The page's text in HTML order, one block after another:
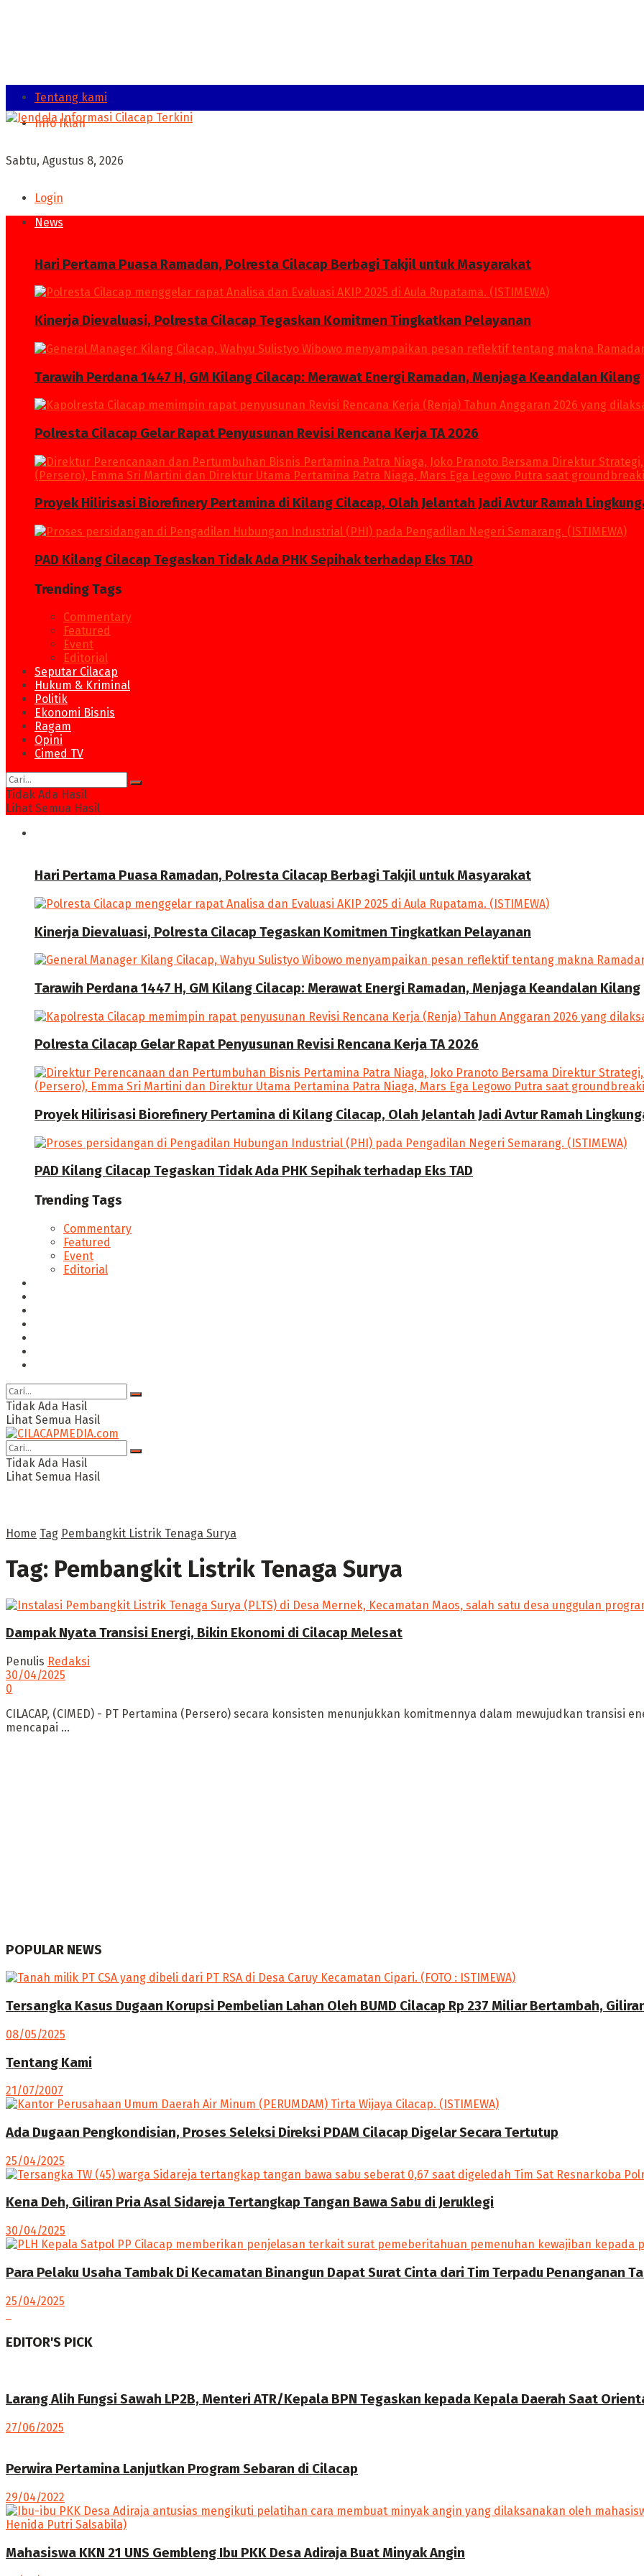
Tentang kami
Info Iklan
Sabtu, Agustus 8, 2026
Login
News
Hari Pertama Puasa Ramadan, Polresta Cilacap Berbagi Takjil untuk Masyarakat
Kinerja Dievaluasi, Polresta Cilacap Tegaskan Komitmen Tingkatkan Pelayanan
Tarawih Perdana 1447 H, GM Kilang Cilacap: Merawat Energi Ramadan, Menjaga Keandalan Kilang
Polresta Cilacap Gelar Rapat Penyusunan Revisi Rencana Kerja TA 2026
Proyek Hilirisasi Biorefinery Pertamina di Kilang Cilacap, Olah Jelantah Jadi Avtur Ramah
PAD Kilang Cilacap Tegaskan Tidak Ada PHK Sepihak terhadap Eks TAD
Trending Tags
Commentary
Featured
Event
Editorial
Seputar Cilacap
Hukum & Kriminal
Politik
Ekonomi Bisnis
Ragam
Opini
Cimed TV
Tidak Ada Hasil
Lihat Semua Hasil
Hari Pertama Puasa Ramadan, Polresta Cilacap Berbagi Takjil untuk Masyarakat
Kinerja Dievaluasi, Polresta Cilacap Tegaskan Komitmen Tingkatkan Pelayanan
Tarawih Perdana 1447 H, GM Kilang Cilacap: Merawat Energi Ramadan, Menjaga Keandalan Kilang
Polresta Cilacap Gelar Rapat Penyusunan Revisi Rencana Kerja TA 2026
Proyek Hilirisasi Biorefinery Pertamina di Kilang Cilacap, Olah Jelantah Jadi Avtur Ramah
PAD Kilang Cilacap Tegaskan Tidak Ada PHK Sepihak terhadap Eks TAD
Trending Tags
Commentary
Featured
Event
Editorial
Tidak Ada Hasil
Lihat Semua Hasil
Tidak Ada Hasil
Lihat Semua Hasil
Home Tag Pembangkit Listrik Tenaga Surya
Tag: Pembangkit Listrik Tenaga Surya
Dampak Nyata Transisi Energi, Bikin Ekonomi di Cilacap Melesat
Penulis Redaksi
30/04/2025
0
CILACAP, (CIMED) - PT Pertamina (Persero) secara konsisten menunjukkan komitmennya dalam mewujudkan transisi
mencapai ...
POPULAR NEWS
Tersangka Kasus Dugaan Korupsi Pembelian Lahan Oleh BUMD Cilacap Rp 237 Miliar Bertambah,
08/05/2025
Tentang Kami
21/07/2007
Ada Dugaan Pengkondisian, Proses Seleksi Direksi PDAM Cilacap Digelar Secara Tertutup
25/04/2025
Kena Deh, Giliran Pria Asal Sidareja Tertangkap Tangan Bawa Sabu di Jeruklegi
30/04/2025
Para Pelaku Usaha Tambak Di Kecamatan Binangun Dapat Surat Cinta dari Tim Terpadu Penanganan
25/04/2025
EDITOR'S PICK
Larang Alih Fungsi Sawah LP2B, Menteri ATR/Kepala BPN Tegaskan kepada Kepala Daerah Saat
27/06/2025
Perwira Pertamina Lanjutkan Program Sebaran di Cilacap
29/04/2022
Mahasiswa KKN 21 UNS Gembleng Ibu PKK Desa Adiraja Buat Minyak Angin